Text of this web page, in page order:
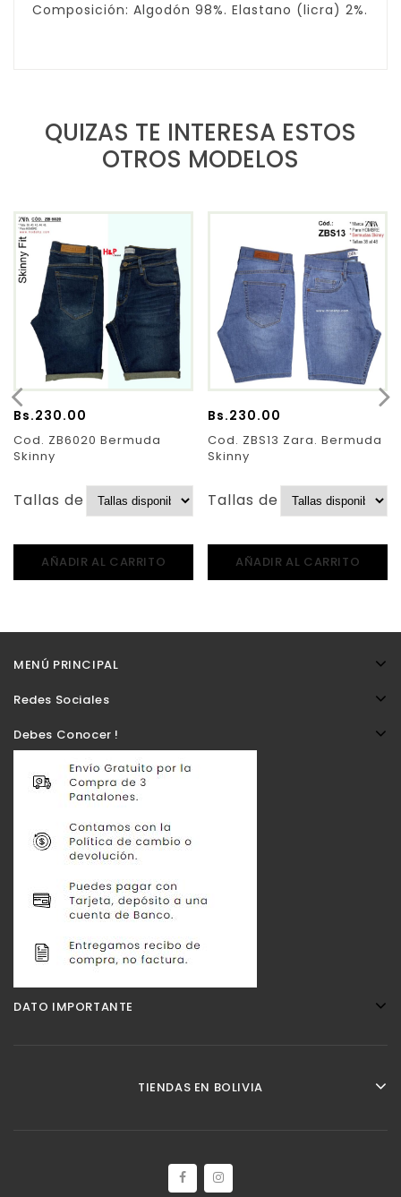
Composición: Algodón 98%. Elastano (licra) 2%.
QUIZAS TE INTERESA ESTOS
OTROS MODELOS
Bs.230.00
Cod. ZB6020 Bermuda
Skinny
Tallas de Pantalones:
AÑADIR AL CARRITO
Bs.230.00
Cod. ZBS13 Zara. Bermuda
Skinny
Tallas de Pantalones:
AÑADIR AL CARRITO
MENÚ PRINCIPAL
Redes Sociales
Debes Conocer !
DATO IMPORTANTE
TIENDAS EN BOLIVIA